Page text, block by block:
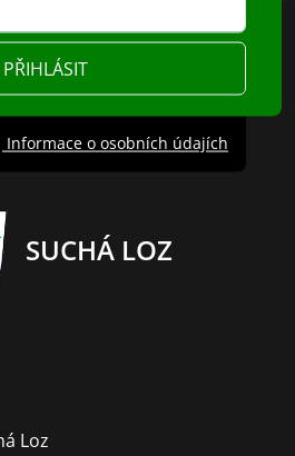
PŘIHLÁSIT
Informace o osobních údajích
SUCHÁ LOZ
Loz